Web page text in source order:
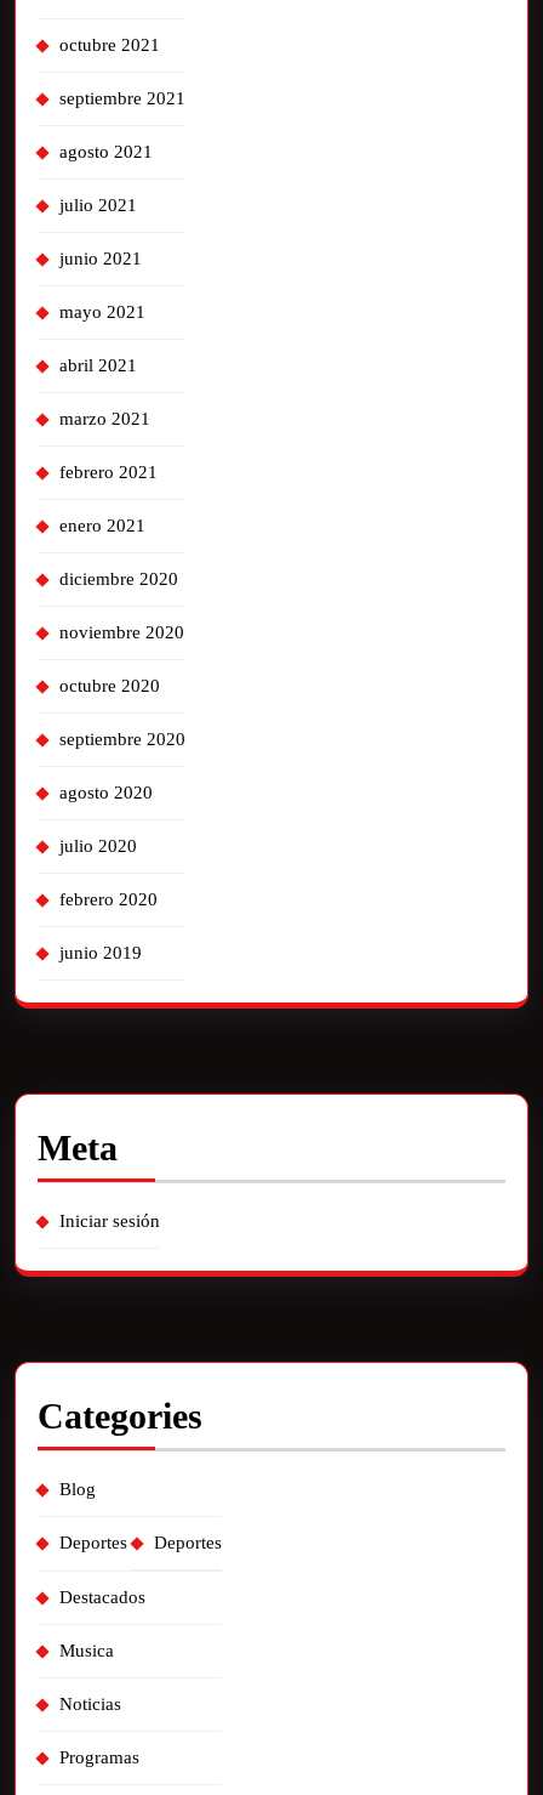
octubre 2021
septiembre 2021
agosto 2021
julio 2021
junio 2021
mayo 2021
abril 2021
marzo 2021
febrero 2021
enero 2021
diciembre 2020
noviembre 2020
octubre 2020
septiembre 2020
agosto 2020
julio 2020
febrero 2020
junio 2019
Meta
Iniciar sesión
Categories
Blog
Deportes Deportes
Destacados
Musica
Noticias
Programas